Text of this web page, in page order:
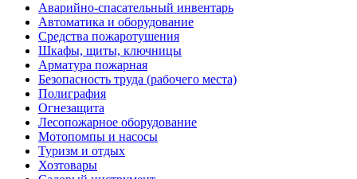
Аварийно-спасательный инвентарь
Автоматика и оборудование
Средства пожаротушения
Шкафы, щиты, ключницы
Арматура пожарная
Безопасность труда (рабочего места)
Полиграфия
Огнезащита
Лесопожарное оборудование
Мотопомпы и насосы
Туризм и отдых
Хозтовары